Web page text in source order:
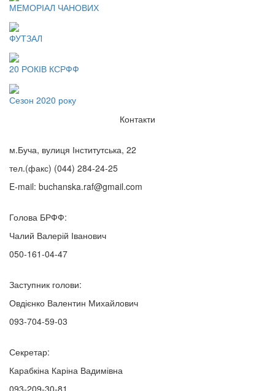
МЕМОРІАЛ ЧАНОВИХ
ФУТЗАЛ
20 РОКІВ КСРФФ
Сезон 2020 року
Контакти
м.Буча, вулиця Інститутська, 22
тел.(факс) (044) 284-24-25
E-mail: buchanska.raf@gmail.com
Голова БРФФ:
Чалий Валерій Іванович
050-161-04-47
Заступник голови:
Овдієнко Валентин Михайлович
093-704-59-03
Секретар:
Карабкіна Каріна Вадимівна
093-209-30-81